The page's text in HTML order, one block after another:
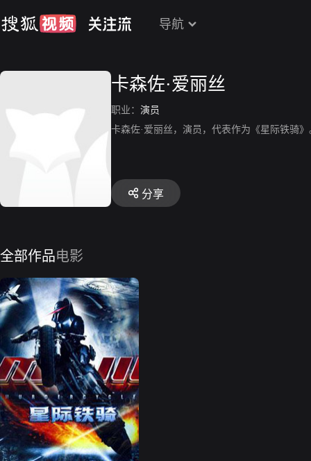
导航
卡森佐·爱丽丝
职业： 演员
卡森佐·爱丽丝，演员，代表作为《星际铁骑》
分享
全部作品电影